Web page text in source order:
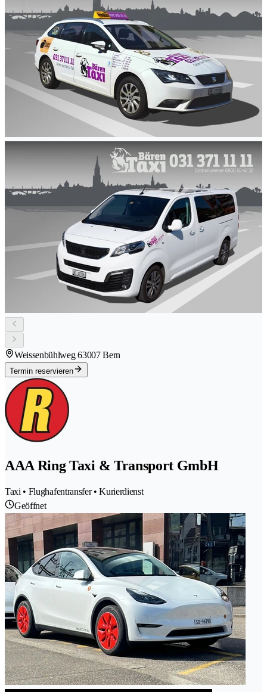
Weissenbühlweg 63007 Bern
Termin reservieren
AAA Ring Taxi & Transport GmbH
Taxi • Flughafentransfer • Kurierdienst
Geöffnet